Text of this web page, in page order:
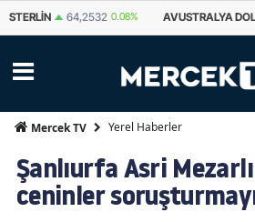
STERLIN 64,2532 0.08% AVUSTRALYA
Mercek TV Yerel Haberler
Şanlıurfa Asri
ceninler